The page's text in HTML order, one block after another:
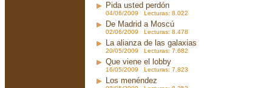
Pida usted perdón
04/06/2009 Lecturas: 8.022
De Madrid a Moscú
02/06/2009 Lecturas: 8.478
La alianza de las galaxias
20/05/2009 Lecturas: 7.682
Que viene el lobby
16/05/2009 Lecturas: 7.823
Los menéndez